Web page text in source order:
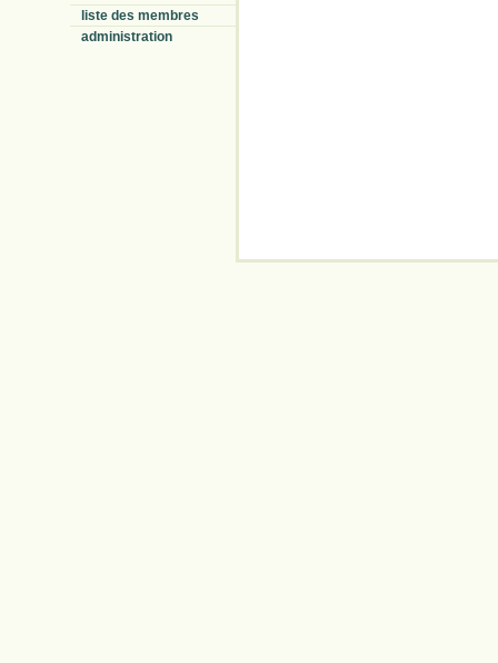
liste des membres
administration